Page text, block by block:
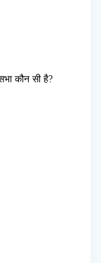
कौन सी है?